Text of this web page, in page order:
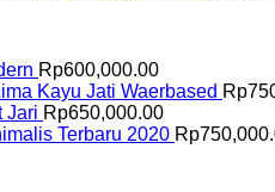
Rp600,000.00
Kayu Jati Waerbased Rp
Jari Rp650,000.00
Terbaru 2020 Rp